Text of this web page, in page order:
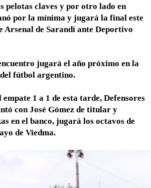
pelotas claves y por otro lado en
por la mínima y jugará la final este
Arsenal de Sarandí ante Deportivo
jugará el año próximo en la
fútbol argentino.
1 a 1 de esta tarde, Defensores
con José Gómez de titular y
en el banco, jugará los octavos de
de Viedma.